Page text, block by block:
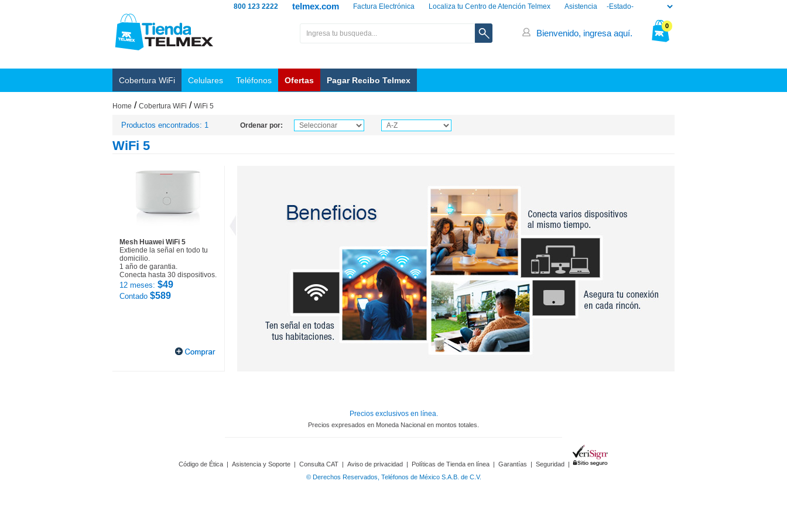
Asistencia
Localiza tu Centro de Atención Telmex
Factura Electrónica
telmex.com
800 123 2222
0
Bienvenido, ingresa aquí.
Cobertura WiFi Celulares Teléfonos Ofertas Pagar Recibo Telmex
Home / Cobertura WiFi / WiFi 5
Productos encontrados: 1 Ordenar por:
WiFi 5
Mesh Huawei WiFi 5
Extiende la señal en todo tu
domicilio.
1 año de garantia.
Conecta hasta 30 dispositivos.
12 meses: $49
Contado $589
Precios exclusivos en línea.
Precios expresados en Moneda Nacional en montos totales.
Código de Ética | Asistencia y Soporte | Consulta CAT | Aviso de privacidad | Políticas de Tienda en línea | Garantías | Seguridad |
© Derechos Reservados, Teléfonos de México S.A.B. de C.V.